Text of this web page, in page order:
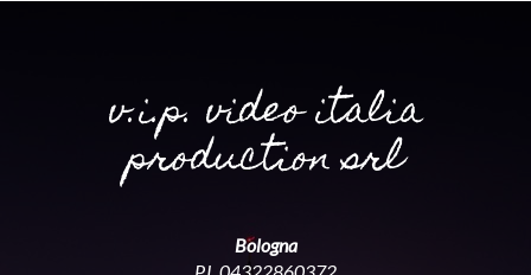
v.i.p. video italia
production srl
Bologna